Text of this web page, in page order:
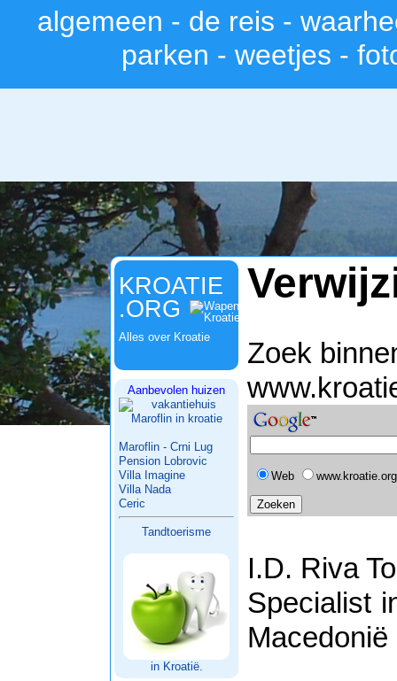
algemeen - de reis -
parken - weetjes -
KROATIE
.ORG
Alles over Kroatie
Aanbevolen huizen
Maroflin - Crni Lug
Pension Lobrovic
Villa Imagine
Villa Nada
Ceric
Tandtoerisme
in Kroatië.
Zoek
Web www.kroatie.org
I.D. Riva
Specialist